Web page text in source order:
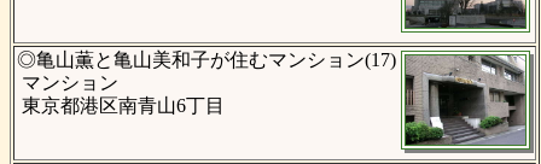
◎亀山薫と亀山美和子が住むマンション(17)
マンション
東京都港区南青山6丁目